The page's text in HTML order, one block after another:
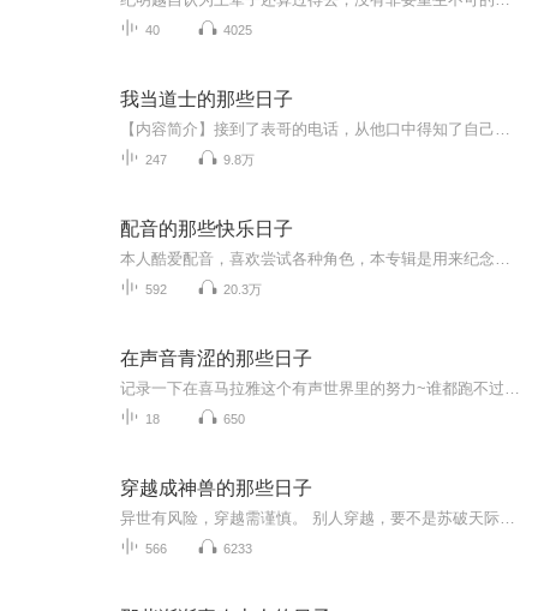
40 4025
我当道士的那些日子
247 9.8万
配音的那些快乐日子
592 20.3万
在声音青涩的那些日子
18 650
穿越成神兽的那些日子
566 6233